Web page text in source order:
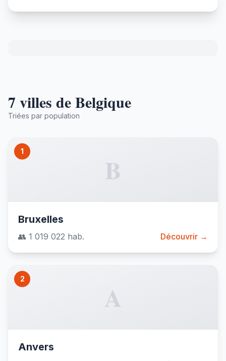
7 villes de Belgique
Triées par population
1
B
Bruxelles
👥 1 019 022 hab. Découvrir →
2
A
Anvers